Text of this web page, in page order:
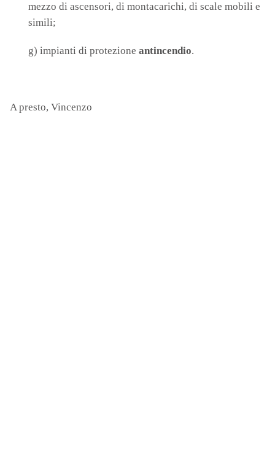
mezzo di ascensori, di montacarichi, di scale mobili e
simili;
g) impianti di protezione antincendio.
A presto, Vincenzo